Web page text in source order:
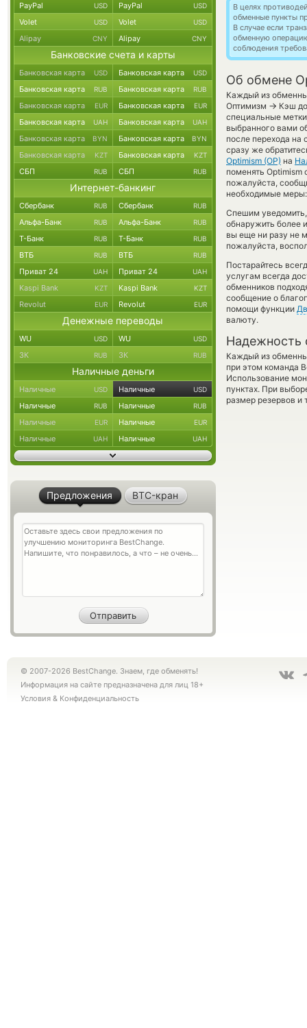
В целях
обменные пункты
В случае если
обменную
соблюдения
Об обмене
Каждый из
Оптимизм → Кэш
специальные
выбранного вами
после перехода
сразу же
Optimism (OP) на
поменять
пожалуйста,
необходимые
Спешим
обнаружить более
вы еще ни разу не
пожалуйста,
Постарайтесь
услугам всегда
обменников
сообщение о
помощи функции
валюту.
Надежность
Каждый из
при этом команда
Использование
пунктах. При
размер резервов и
PayPal USD PayPal USD
Volet USD Volet USD
Alipay CNY Alipay CNY
Банковские счета и карты
Банковская карта USD Банковская карта USD
Банковская карта RUB Банковская карта RUB
Банковская карта EUR Банковская карта EUR
Банковская карта UAH Банковская карта UAH
Банковская карта BYN Банковская карта BYN
Банковская карта KZT Банковская карта KZT
СБП RUB СБП RUB
Интернет-банкинг
Сбербанк RUB Сбербанк RUB
Альфа-Банк RUB Альфа-Банк RUB
Т-Банк RUB Т-Банк RUB
ВТБ RUB ВТБ RUB
Приват 24 UAH Приват 24 UAH
Kaspi Bank KZT Kaspi Bank KZT
Revolut EUR Revolut EUR
Денежные переводы
WU USD WU USD
ЗК RUB ЗК RUB
Наличные деньги
Наличные USD Наличные USD
Наличные RUB Наличные RUB
Наличные EUR Наличные EUR
Наличные UAH Наличные UAH
Предложения BTC-кран
© 2007-2026 BestChange. Знаем, где обменять!
Информация на сайте предназначена для лиц 18+
Условия & Конфиденциальность